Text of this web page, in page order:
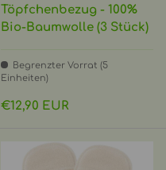
Töpfchenbezug - 100%
Bio-Baumwolle (3 Stück)
Begrenzter Vorrat (5
Einheiten)
Normaler Preis
€12,90 EUR